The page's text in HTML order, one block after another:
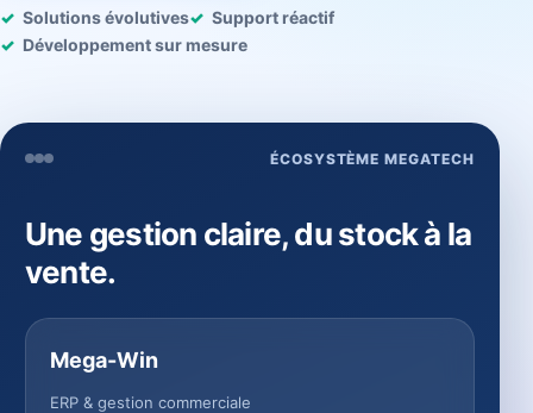
Solutions évolutives
Support réactif
Développement sur mesure
ÉCOSYSTÈME MEGATECH
Une gestion claire, du stock à la
vente.
Mega-Win
ERP & gestion commerciale